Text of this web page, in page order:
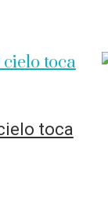
toca